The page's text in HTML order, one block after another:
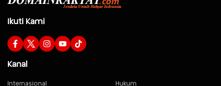
Ikuti Kami
Kanal
Internasional
Hukum